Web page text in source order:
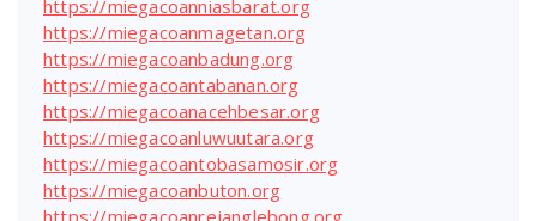
https://miegacoanniasbarat.org
https://miegacoanmagetan.org
https://miegacoanbadung.org
https://miegacoantabanan.org
https://miegacoanacehbesar.org
https://miegacoanluwuutara.org
https://miegacoantobasamosir.org
https://miegacoanbuton.org